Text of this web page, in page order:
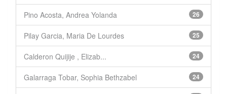
26
Pino Acosta, Andrea Yolanda
25
Pilay Garcia, Maria De Lourdes
24
Calderon Quijije , Elizab...
24
Galarraga Tobar, Sophia Bethzabel